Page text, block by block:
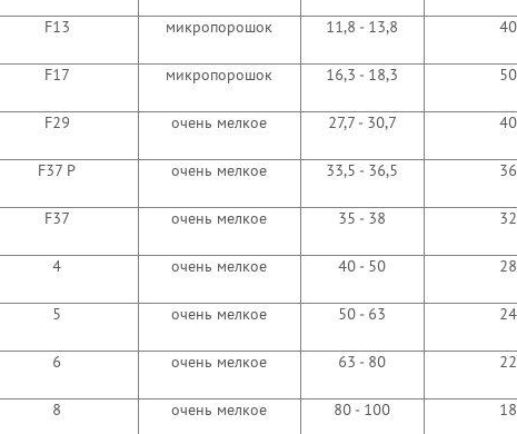
F13 микропорошок 11,8 - 13,8
F17 микропорошок 16,3 - 18,3
F29 очень мелкое 27,7 - 30,7
F37 P очень мелкое 33,5 - 36,5
F37 очень мелкое 35 - 38
4 очень мелкое 40 - 50
5 очень мелкое 50 - 63
6 очень мелкое 63 - 80
8 очень мелкое 80 - 100